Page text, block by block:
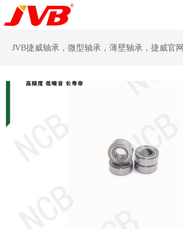
JVB捷威轴承，微型轴承，薄壁轴承，捷威官网